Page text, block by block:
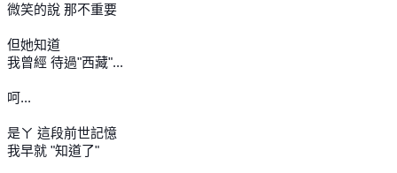
微笑的說 那不重要
但她知道
我曾經 待過"西藏"...
呵...
是ㄚ 這段前世記憶
我早就 "知道了"